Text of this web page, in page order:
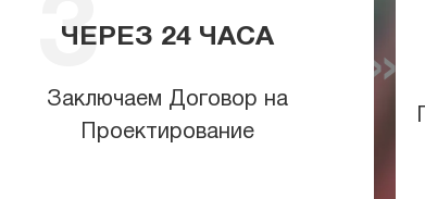
ЧЕРЕЗ 24ЧАСА
Заключаем Договор на
Проектирование